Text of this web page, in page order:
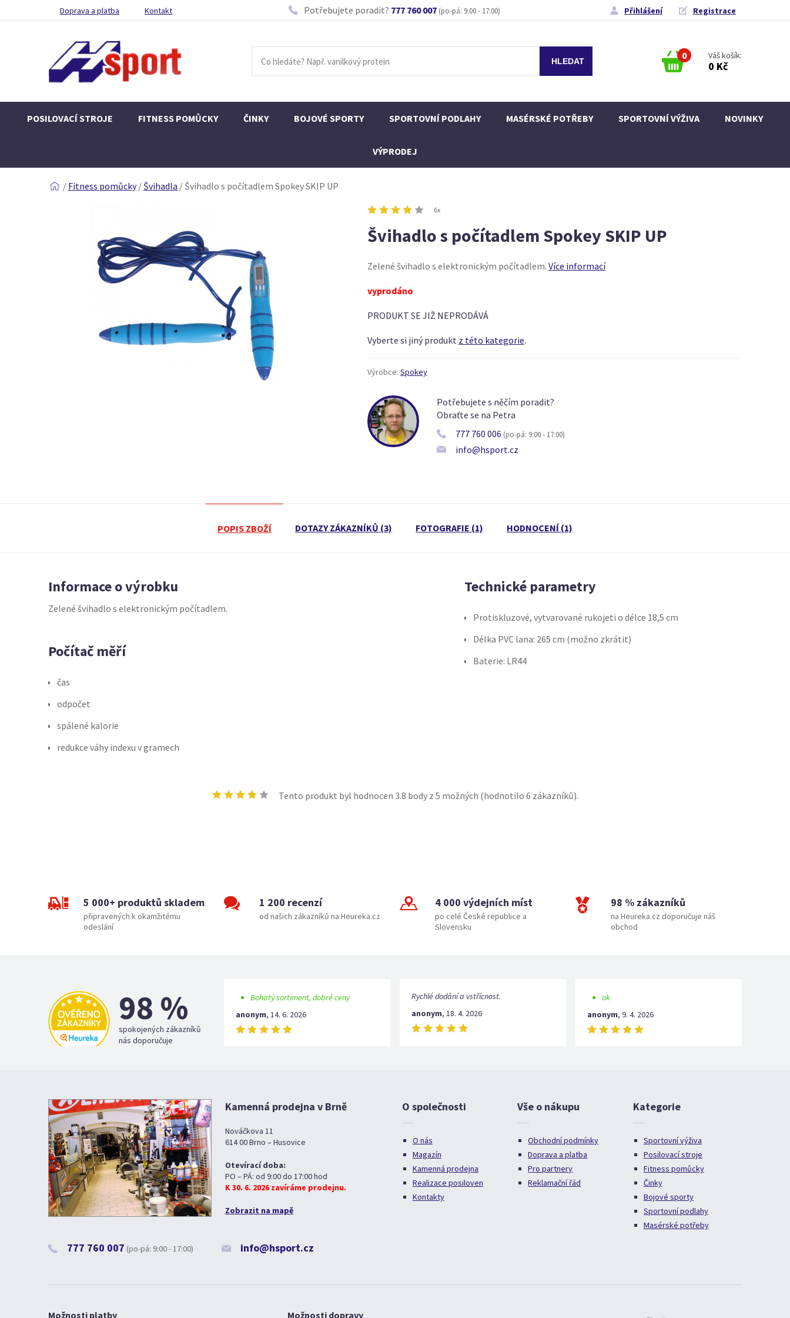
Doprava a platba Kontakt Potřebujete poradit? 777 760 007 (po-pá: 9:00 - 17:00) Přihlášení Registrace
0 Váš košík:
0 Kč
POSILOVACÍ STROJE FITNESS POMŮCKY ČINKY BOJOVÉ SPORTY SPORTOVNÍ PODLAHY MASÉRSKÉ POTŘEBY SPORTOVNÍ VÝŽIVA NOVINKY
VÝPRODEJ
/ Fitness pomůcky /Švihadla / Švihadlo s počítadlem Spokey SKIP UP
6x
Švihadlo s počítadlem Spokey SKIP UP
Zelené švihadlo s elektronickým počítadlem. Více informací
vyprodáno
PRODUKT SE JIŽ NEPRODÁVÁ
Vyberte si jiný produkt z této kategorie.
Výrobce: Spokey
Potřebujete s něčím poradit?
Obraťte se na Petra
777 760 006 (po-pá: 9:00 - 17:00)
info@hsport.cz
POPIS ZBOŽÍ DOTAZY ZÁKAZNÍKŮ (3) FOTOGRAFIE (1) HODNOCENÍ (1)
Informace o výrobku
Zelené švihadlo s elektronickým počítadlem.
Počítač měří
čas
odpočet
spálené kalorie
redukce váhy indexu v gramech
Technické parametry
Protiskluzové, vytvarované rukojeti o délce 18,5 cm
Délka PVC lana: 265 cm (možno zkrátit)
Baterie: LR44
Tento produkt byl hodnocen 3.8 body z 5 možných (hodnotilo 6 zákazníků).
5 000+ produktů skladem
připravených k okamžitému
odeslání
1 200 recenzí
od našich zákazníků na Heureka.cz
4 000 výdejních míst
po celé České republice a
Slovensku
98 % zákazníků
na Heureka.cz doporučuje náš
obchod
98 %
spokojených zákazníků
nás doporučuje
Bohatý sortiment, dobré ceny
anonym, 14. 6. 2026
Rychlé dodání a vstřícnost.
anonym, 18. 4. 2026
ok
anonym, 9. 4. 2026
Kamenná prodejna v Brně
Nováčkova 11
614 00 Brno – Husovice
Otevírací doba:
PO – PÁ: od 9:00 do 17:00 hod
K 30. 6. 2026 zavíráme prodejnu.
Zobrazit na mapě
777 760 007 (po-pá: 9:00 - 17:00) info@hsport.cz
O společnosti
O nás
Magazín
Kamenná prodejna
Realizace posiloven
Kontakty
Vše o nákupu
Obchodní podmínky
Doprava a platba
Pro partnery
Reklamační řád
Kategorie
Sportovní výživa
Posilovací stroje
Fitness pomůcky
Činky
Bojové sporty
Sportovní podlahy
Masérské potřeby
Možnosti platby Možnosti dopravy